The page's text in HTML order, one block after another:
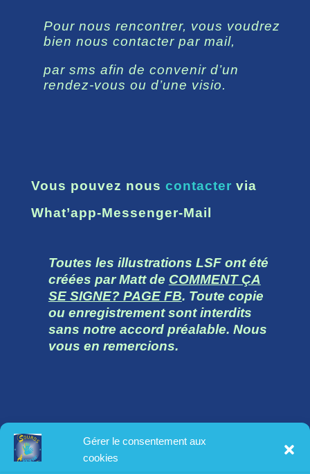
Gérer le consentement aux
cookies
Pour nous rencontrer, vous voudrez
bien nous contacter par mail,
par sms afin de convenir d’un
rendez-vous ou d’une visio.
Vous pouvez nous contacter via
What’app-Messenger-Mail
Toutes les illustrations LSF ont été
créées par Matt de COMMENT ÇA
SE SIGNE? PAGE FB. Toute copie
ou enregistrement sont interdits
sans notre accord préalable. Nous
vous en remercions.
Toutes les informations légales :
mentions légales